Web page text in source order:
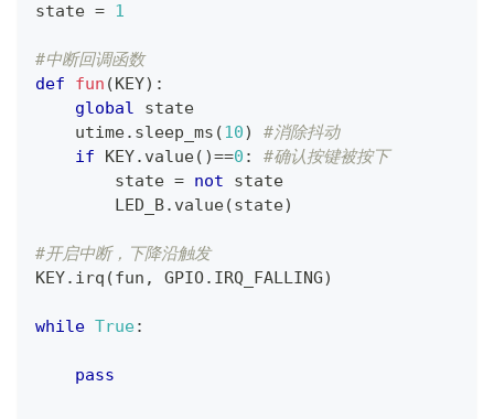
state = 1
#中断回调函数
def
fun (KEY) :
global state
    utime
. sleep_ms (10)
#消除抖动
if KEY. value( )==0 :
#确认按键被按下
        state
= not state
        LED_B
. value(state)
#开启中断，下降沿触发
KEY. irq (fun , GPIO. IRQ_FALLING)
while True:
pass